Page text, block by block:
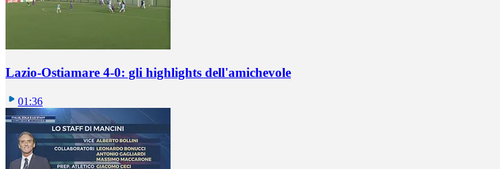
Lazio-Ostiamare 4-0: gli highlights dell'amichevole
01:36